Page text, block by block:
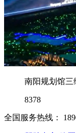
南阳规划馆三
8378
全国服务热线：